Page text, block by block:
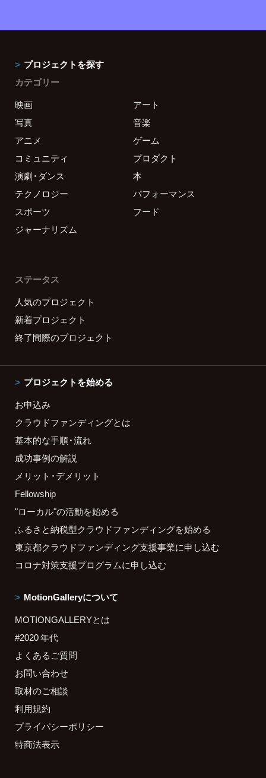
プロジェクトを探す
カテゴリー
映画
アート
写真
音楽
アニメ
ゲーム
コミュニティ
プロダクト
演劇・ダンス
本
テクノロジー
パフォーマンス
スポーツ
フード
ジャーナリズム
ステータス
人気のプロジェクト
新着プロジェクト
終了間際のプロジェクト
プロジェクトを始める
お申込み
クラウドファンディングとは
基本的な手順・流れ
成功事例の解説
メリット・デメリット
Fellowship
"ローカル"の活動を始める
ふるさと納税型クラウドファンディングを始める
東京都クラウドファンディング支援事業に申し込む
コロナ対策支援プログラムに申し込む
MotionGalleryについて
MOTIONGALLERYとは
#2020 年代
よくあるご質問
お問い合わせ
取材のご相談
利用規約
プライバシーポリシー
特商法表示